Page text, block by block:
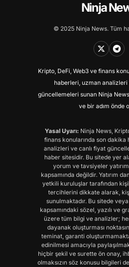
Ninja
© 2025 Ninja News. Tüm
Kripto, DeFi, Web3 ve finans
haberleri, uzman analizleri
güncellemeleri sunan Ninja
ve bir adım önde
Yasal Uyarı: Ninja News,
finans konularında son dakika
analizleri ve canlı fiyat
haber sitesidir. Bu sitede yer
yorum ve tavsiyeler yatırım
kapsamında değildir. Yatırım
yetkili kuruluşlar tarafından
tercihlerini dikkate alarak,
sunulmaktadır. Bu sitede
kapsamındaki sözel, yazılı ve
üzere tüm bilgi ve analizler;
dayanak oluşturması
teminat, garanti
edinilmesi amacıyla
hiçbir şekil ve surette ön onay,
olmaksızın söz konusu bilgileri